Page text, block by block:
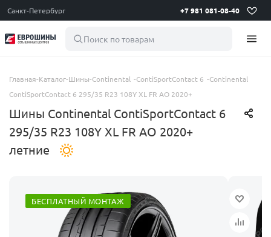
Санкт-Петербург +7 981 081-08-40
Поиск по товарам
Главная-Каталог-Шины-Continental -ContiSportContact 6 -Continental
ContiSportContact 6 295/35 R23 108Y XL FR AO 2020+
Шины Continental ContiSportContact 6
295/35 R23 108Y XL FR AO 2020+
летние
БЕСПЛАТНЫЙ МОНТАЖ